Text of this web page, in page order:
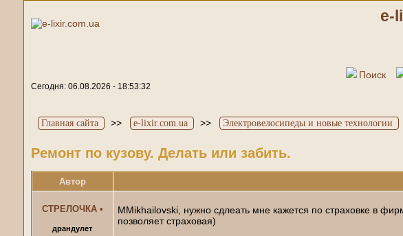
e-
Поиск
Сегодня: 06.08.2026 - 18:53:32
Главная сайта >> e-lixir.com.ua >> Электровелосипеды и новые технологии
Ремонт по кузову. Делать или забить.
Автор
СТРЕЛОЧКА •
драндулет
MMikhailovski, нужно сдлеать мне кажется по страховке в
позволяет страховая)